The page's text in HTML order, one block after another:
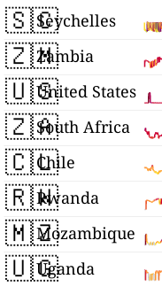
🇸🇨Seychelles
🇿🇲Zambia
🇺🇸United States
🇿🇦South Africa
🇨🇱
Chile
🇷🇼Rwanda
🇲🇿Mozambique
🇺🇬Uganda